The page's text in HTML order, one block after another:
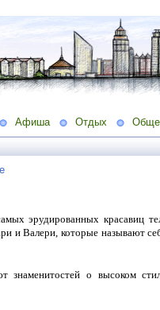
Афиша Отдых
эрудированных красавиц
и Валери, которые называют
знаменитостей о высоком